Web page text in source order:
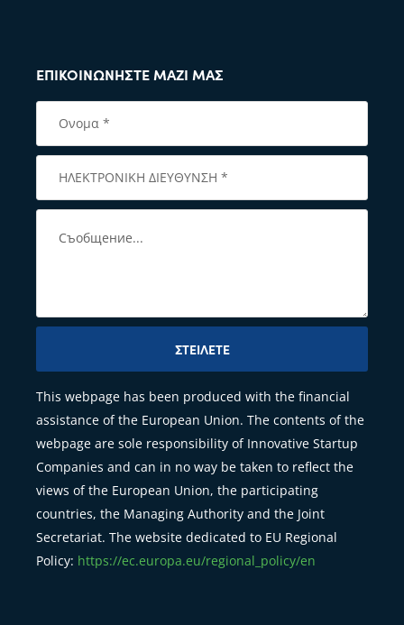
ΕΠΙΚΟΙΝΩΝΉΣΤΕ ΜΑΖΊ ΜΑΣ
ΣΤΕΊΛΕΤΕ
This webpage has been produced with the financial
assistance of the European Union. The contents of the
webpage are sole responsibility of Innovative Startup
Companies and can in no way be taken to reflect the
views of the European Union, the participating
countries, the Managing Authority and the Joint
Secretariat. The website dedicated to EU Regional
Policy: https://ec.europa.eu/regional_policy/en